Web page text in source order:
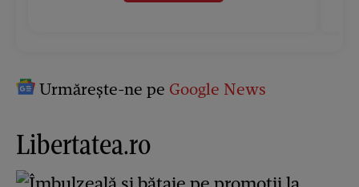
Urmărește-ne pe Google News
Libertatea.ro